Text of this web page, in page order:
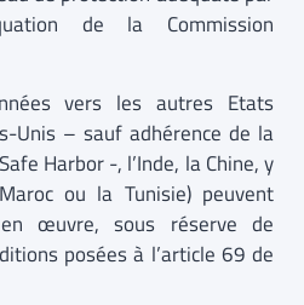
de la Commission
vers les autres Etats
Unis – sauf adhérence de la
Harbor -, l’Inde, la Chine, y
ou la Tunisie) peuvent
œuvre, sous réserve de
posées à l’article 69 de